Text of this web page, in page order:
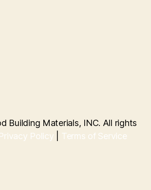
Building Materials, INC. All rights
Policy Terms of Service